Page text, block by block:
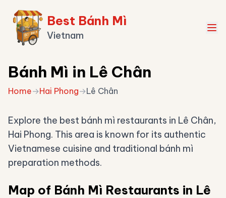
Best Bánh Mì
Vietnam
Bánh Mì in Lê Chân
Home→Hai Phong→Lê Chân
Explore the best bánh mì restaurants in Lê Chân,
Hai Phong. This area is known for its authentic
Vietnamese cuisine and traditional bánh mì
preparation methods.
Map of Bánh Mì Restaurants in Lê